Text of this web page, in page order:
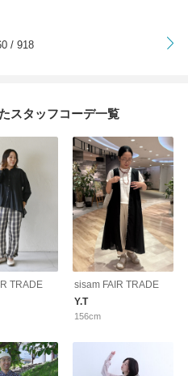
/ 918
スタッフコーデ一覧
TRADE
sisam FAIR TRADE
Y.T
156cm